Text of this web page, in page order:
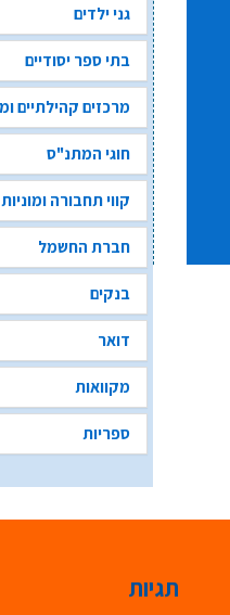
גני ילדים
בתי ספר יסודיים
מרכזים קהילתיים
חוגי המתנ"ס
קווי תחבורה ומוניות
חברת החשמל
בנקים
דואר
מקוואות
ספריות
תגיות